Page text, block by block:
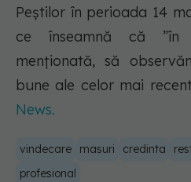
Peștilor în perioada 14
ce înseamnă că ”în
menționată, să
bune ale celor mai
News.
vindecare masuri credinta
profesional